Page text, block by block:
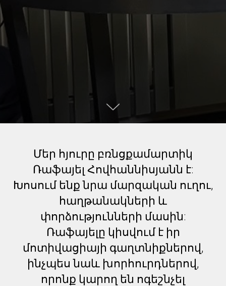
Մեր հյուրը բռնցքամարտիկ
Ռաֆայել Հովհաննիսյանն է:
Խոսում ենք նրա մարզական ուղու,
հաղթանակների և
փորձությունների մասին:
Ռաֆայելը կիսվում է իր
մոտիվացիայի գաղտնիքներով,
ինչպես նաև խորհուրդներով,
որոնք կարող են ոգեշնչել